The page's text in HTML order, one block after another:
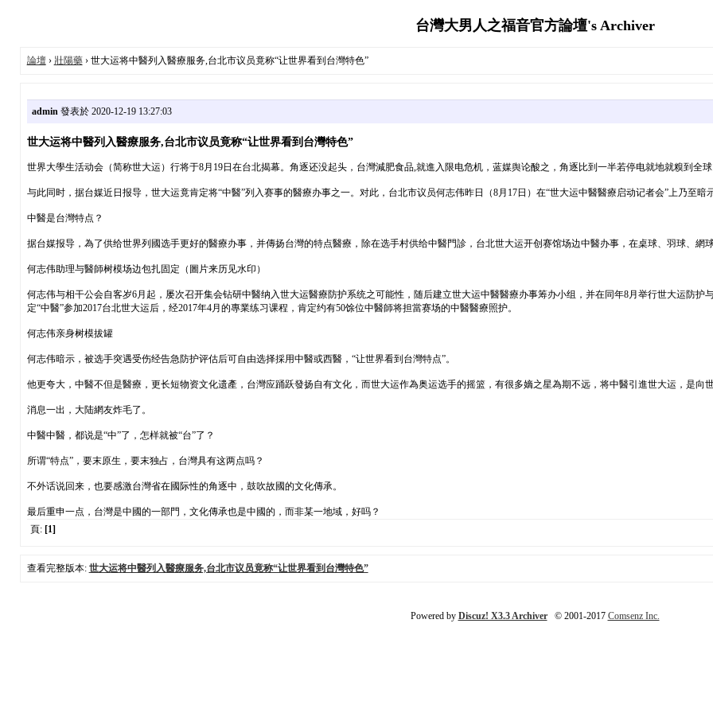
台灣大男人之福音官方論壇's Archiver
論壇› 壯陽藥› 世大运将中醫列入醫療服务,台北市议员竟称“让世界看到台灣特色”
admin發表於 2020-12-19 13:27:03
世大运将中醫列入醫療服务,台北市议员竟称“让世界看到台灣特色”
世界大學生活动会（简称世大运）行将于8月19日在台北揭幕。角逐还没起头，台灣減肥食品,就進入限电危机，蓝媒舆论酸之，角逐比到一半若停电就地就糗到全球
与此同时，据台媒近日报导，世大运竟肯定将“中醫”列入赛事的醫療办事之一。对此，台北市议员何志伟昨日（8月17日）在“世大运中醫醫療启动记者会”上乃至暗
中醫是台灣特点？
据台媒报导，為了供给世界列國选手更好的醫療办事，并傳扬台灣的特点醫療，除在选手村供给中醫門診，台北世大运开创赛馆场边中醫办事，在桌球、羽球、網
何志伟助理与醫師树模场边包扎固定（圖片来历见水印）
何志伟与相干公会自客岁6月起，屡次召开集会钻研中醫纳入世大运醫療防护系统之可能性，随后建立世大运中醫醫療办事筹办小组，并在同年8月举行世大运防
定“中醫”参加2017台北世大运后，经2017年4月的專業练习课程，肯定约有50馀位中醫師将担當赛场的中醫醫療照护。
何志伟亲身树模拔罐
何志伟暗示，被选手突遇受伤经告急防护评估后可自由选择採用中醫或西醫，“让世界看到台灣特点”。
他更夸大，中醫不但是醫療，更长短物资文化遗產，台灣应踊跃發扬自有文化，而世大运作為奥运选手的摇篮，有很多嫡之星為期不远，将中醫引進世大运，是向
消息一出，大陆網友炸毛了。
中醫中醫，都说是“中”了，怎样就被“台”了？
所谓“特点”，要末原生，要末独占，台灣具有这两点吗？
不外话说回来，也要感激台灣省在國际性的角逐中，鼓吹故國的文化傳承。
最后重申一点，台灣是中國的一部門，文化傳承也是中國的，而非某一地域，好吗？
頁: [1]
查看完整版本: 世大运将中醫列入醫療服务,台北市议员竟称“让世界看到台灣特色”
Powered by Discuz! X3.3 Archiver© 2001-2017 Comsenz Inc.